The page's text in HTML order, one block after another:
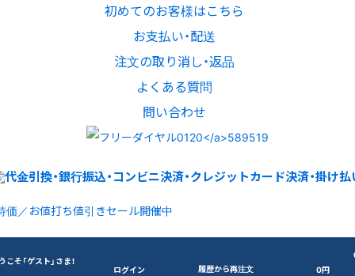
初めてのお客様はこちら
お支払い・配送
注文の取り消し・返品
よくある質問
問い合わせ
価／お値打ち値引きセール開催中
こそ「ゲスト」さま！
ログイン 履歴から再注文
0円